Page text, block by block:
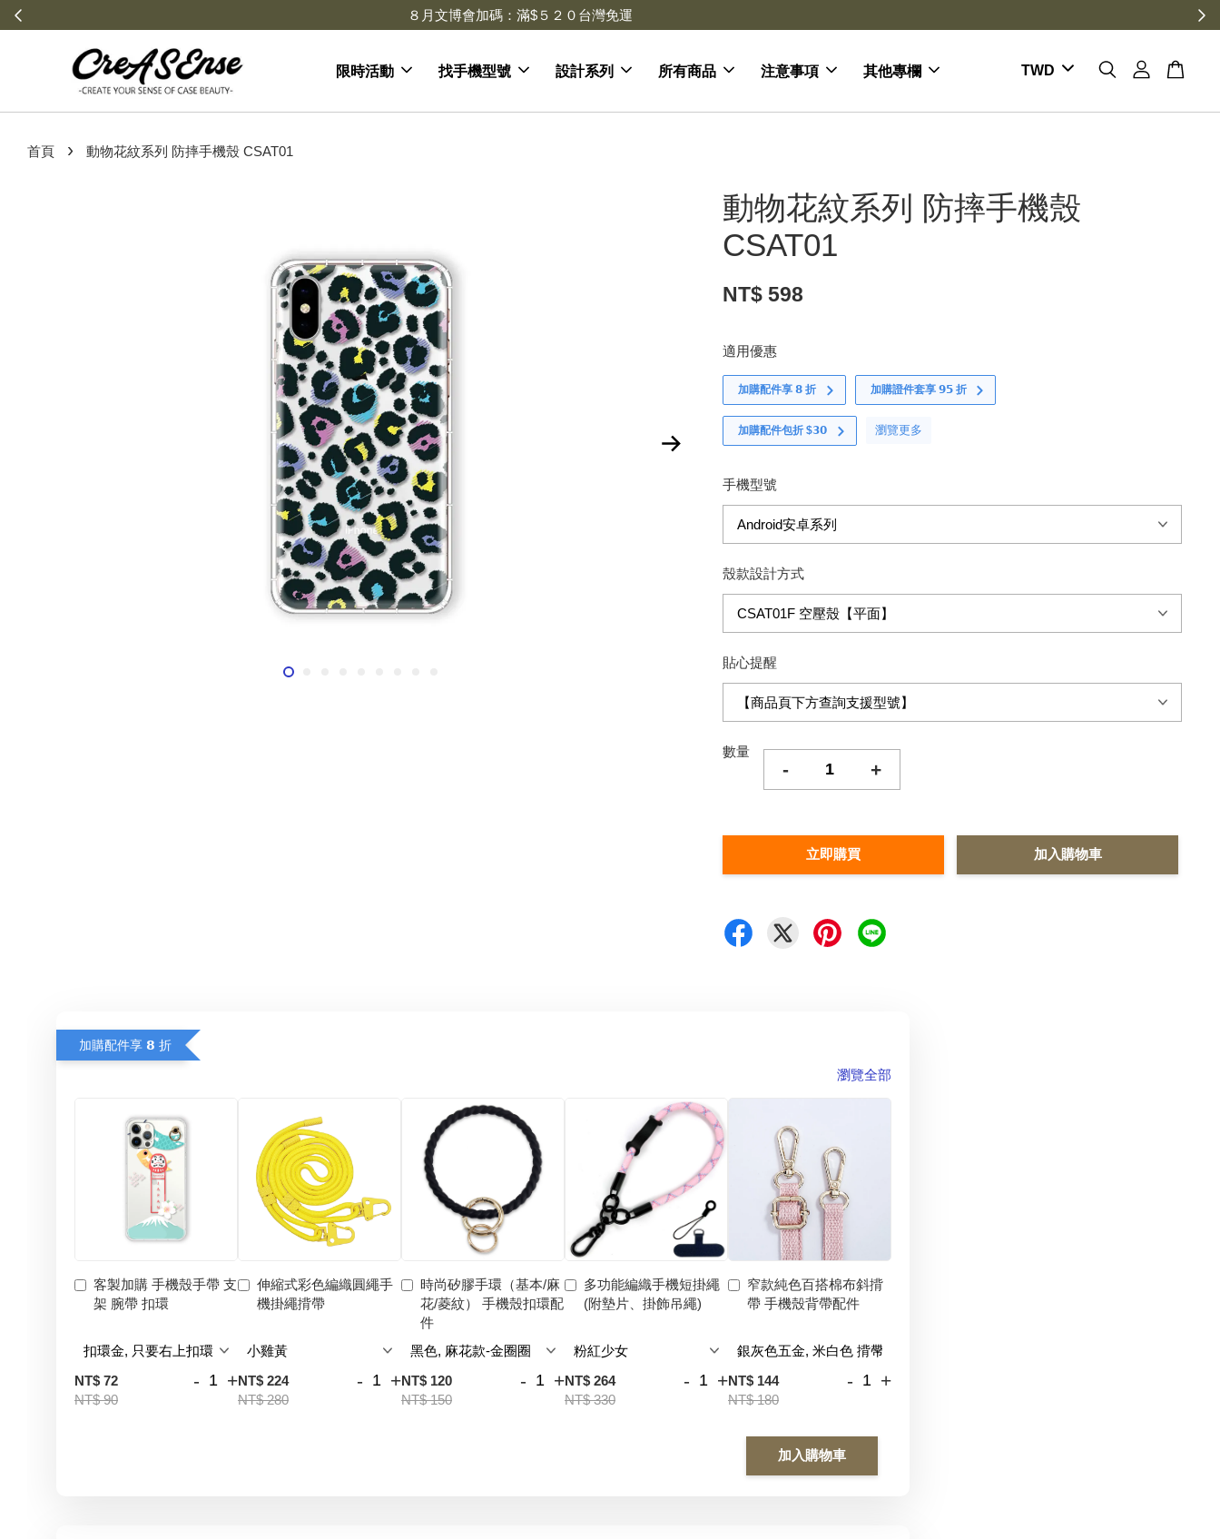
會員登入 領劵享折扣
限時活動 找手機型號 設計系列 所有商品 注意事項 其他專欄
首頁 › 動物花紋系列 防摔手機殼 CSAT01
動物花紋系列 防摔手機殼
CSAT01
NT$ 598
適用優惠
加購配件享 𝟴 折 加購證件套享 𝟵𝟱 折
加購配件包折 $𝟯𝟬 瀏覽更多
手機型號
殼款設計方式
貼心提醒
數量
- +
立即購買 加入購物車
加購配件享 𝟴 折
瀏覽全部
客製加購 手機殼手帶 支
架 腕帶 扣環
NT$ 72
NT$ 90
- +
伸縮式彩色編織圓繩手
機掛繩揹帶
NT$ 224
NT$ 280
- +
時尚矽膠手環（基本/麻
花/菱紋） 手機殼扣環配
件
NT$ 120
NT$ 150
- +
多功能編織手機短掛繩
(附墊片、掛飾吊繩)
NT$ 264
NT$ 330
- +
窄款純色百搭棉布斜揹
帶 手機殼背帶配件
NT$ 144
NT$ 180
- +
加入購物車